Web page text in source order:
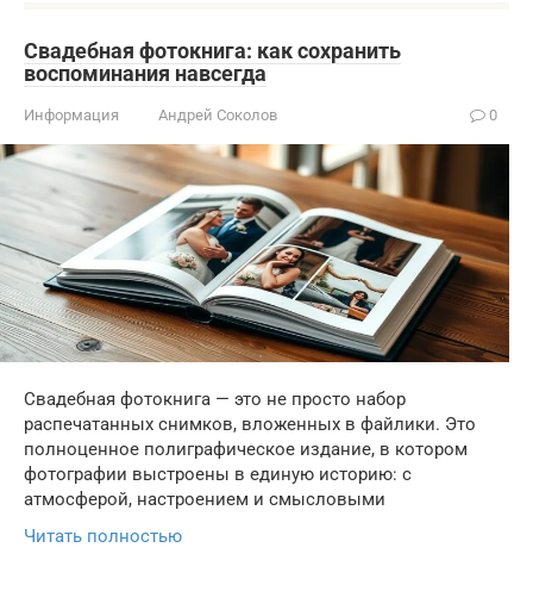
Свадебная фотокнига: как сохранить
воспоминания навсегда
Информация Андрей Соколов 0
Свадебная фотокнига — это не просто набор
распечатанных снимков, вложенных в файлики. Это
полноценное полиграфическое издание, в котором
фотографии выстроены в единую историю: с
атмосферой, настроением и смысловыми
Читать полностью